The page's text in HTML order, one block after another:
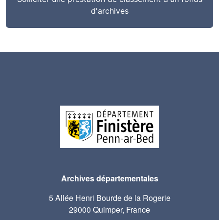
d'archives
Archives départementales
5 Allée Henri Bourde de la Rogerie
29000 Quimper, France